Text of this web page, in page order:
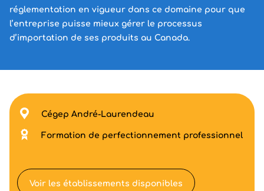
réglementation en vigueur dans ce domaine pour que
l’entreprise puisse mieux gérer le processus
d’importation de ses produits au Canada.
Cégep André-Laurendeau
Formation de perfectionnement professionnel
Voir les établissements disponibles